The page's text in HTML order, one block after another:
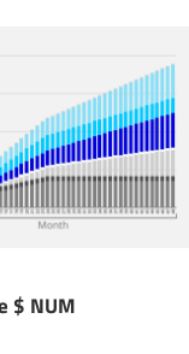
$ NUM